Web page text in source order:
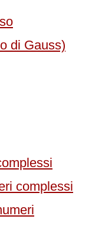
di Gauss)
complessi